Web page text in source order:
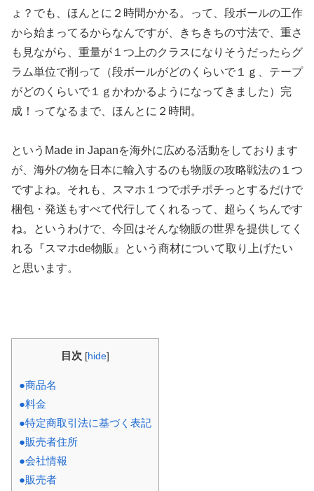
ょ？でも、ほんとに２時間かかる。って、段ボールの工作
から始まってるからなんですが、きちきちの寸法で、重さ
も見ながら、重量が１つ上のクラスになりそうだったらグ
ラム単位で削って（段ボールがどのくらいで１ｇ、テープ
がどのくらいで１ｇかわかるようになってきました）完
成！ってなるまで、ほんとに２時間。
というMade in Japanを海外に広める活動をしております
が、海外の物を日本に輸入するのも物販の攻略戦法の１つ
ですよね。それも、スマホ１つでポチポチっとするだけで
梱包・発送もすべて代行してくれるって、超らくちんです
ね。というわけで、今回はそんな物販の世界を提供してく
れる『スマホde物販』という商材について取り上げたい
と思います。
目次 [hide]
●商品名
●料金
●特定商取引法に基づく表記
●販売者住所
●会社情報
●販売者